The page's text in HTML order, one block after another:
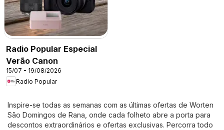
Radio Popular Especial
Verão Canon
15/07 - 19/08/2026
Radio Popular
Inspire-se todas as semanas com as últimas ofertas de Worten
São Domingos de Rana, onde cada folheto abre a porta para
descontos extraordinários e ofertas exclusivas. Percorra todo